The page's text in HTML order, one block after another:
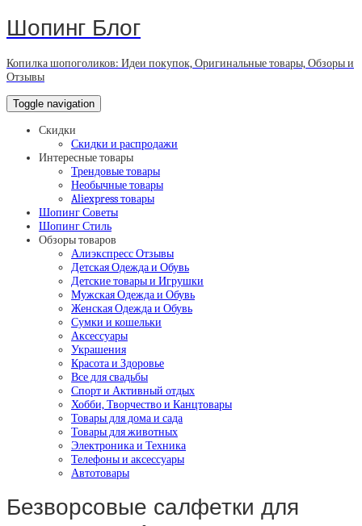
Шопинг Блог
Копилка шопоголиков: Идеи покупок, Оригинальные товары, Обзоры и
Отзывы
Toggle navigation
Скидки
Скидки и распродажи
Интересные товары
Трендовые товары
Необычные товары
Aliexpress товары
Шопинг Советы
Шопинг Стиль
Обзоры товаров
Алиэкспресс Отзывы
Детская Одежда и Обувь
Детские товары и Игрушки
Мужская Одежда и Обувь
Женская Одежда и Обувь
Сумки и кошельки
Аксессуары
Украшения
Красота и Здоровье
Все для свадьбы
Спорт и Активный отдых
Хобби, Творчество и Канцтовары
Товары для дома и сада
Товары для животных
Электроника и Техника
Телефоны и аксессуары
Автотовары
Безворсовые салфетки для